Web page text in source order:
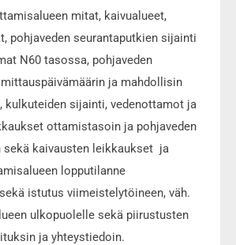
mitat, kaivualueet,
pohjaveden seurantaputkien sijainti
N60 tasossa, pohjaveden
ja mahdollisin
kulkuteiden sijainti, vedenottamot ja
ottamistasoin ja pohjaveden
sekä kaivausten leikkaukset ja
lopputilanne
istutus viimeistelytöineen, väh.
ulkopuolelle sekä piirustusten
ja yhteystiedoin.